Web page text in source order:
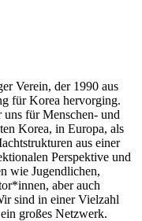
Verein, der 1990 aus
für Korea hervorging.
für Menschen- und
Korea, in Europa, als
aus einer
Perspektive und
wie Jugendlichen,
aber auch
sind in einer Vielzahl
großes Netzwerk.